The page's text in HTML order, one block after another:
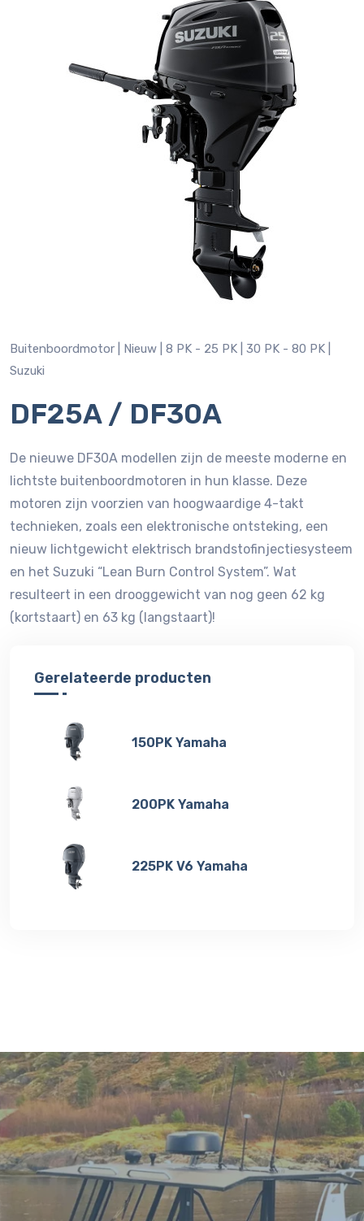
Buitenboordmotor | Nieuw | 8 PK - 25 PK | 30 PK - 80 PK |
Suzuki
DF25A / DF30A
De nieuwe DF30A modellen zijn de meeste moderne en
lichtste buitenboordmotoren in hun klasse. Deze
motoren zijn voorzien van hoogwaardige 4-takt
technieken, zoals een elektronische ontsteking, een
nieuw lichtgewicht elektrisch brandstofinjectiesysteem
en het Suzuki “Lean Burn Control System”. Wat
resulteert in een drooggewicht van nog geen 62 kg
(kortstaart) en 63 kg (langstaart)!
Gerelateerde producten
150PK Yamaha
200PK Yamaha
225PK V6 Yamaha